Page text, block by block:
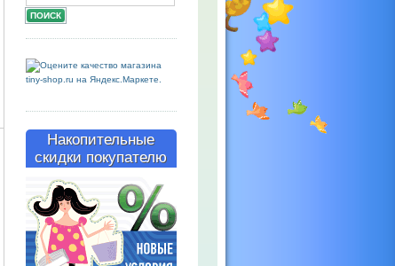
Накопительные
скидки покупателю